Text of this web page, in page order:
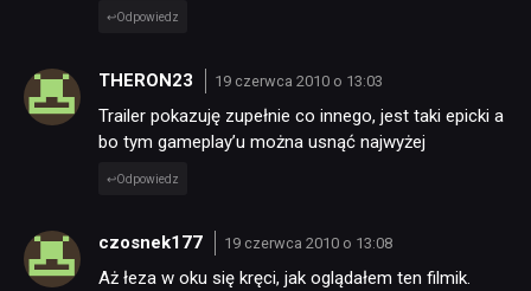
Odpowiedz
THERON23 19 czerwca 2010 o 13:03
Trailer pokazuję zupełnie co innego, jest taki epicki a
bo tym gameplay’u można usnąć najwyżej
Odpowiedz
czosnek177 19 czerwca 2010 o 13:08
Aż łeza w oku się kręci, jak oglądałem ten filmik.